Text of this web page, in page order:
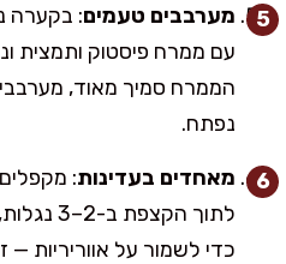
מערבבים טעמים: בקערה
עם ממרח פיסטוק ותמצית
הממרח סמיך מאוד,
נפתח.
מאחדים בעדינות:
לתוך
כדי לשמור על אווריריות